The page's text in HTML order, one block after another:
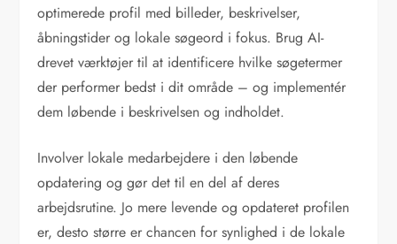
optimerede profil med billeder, beskrivelser,
åbningstider og lokale søgeord i fokus. Brug AI-
drevet værktøjer til at identificere hvilke søgetermer
der performer bedst i dit område – og implementér
dem løbende i beskrivelsen og indholdet.
Involver lokale medarbejdere i den løbende
opdatering og gør det til en del af deres
arbejdsrutine. Jo mere levende og opdateret profilen
er, desto større er chancen for synlighed i de lokale